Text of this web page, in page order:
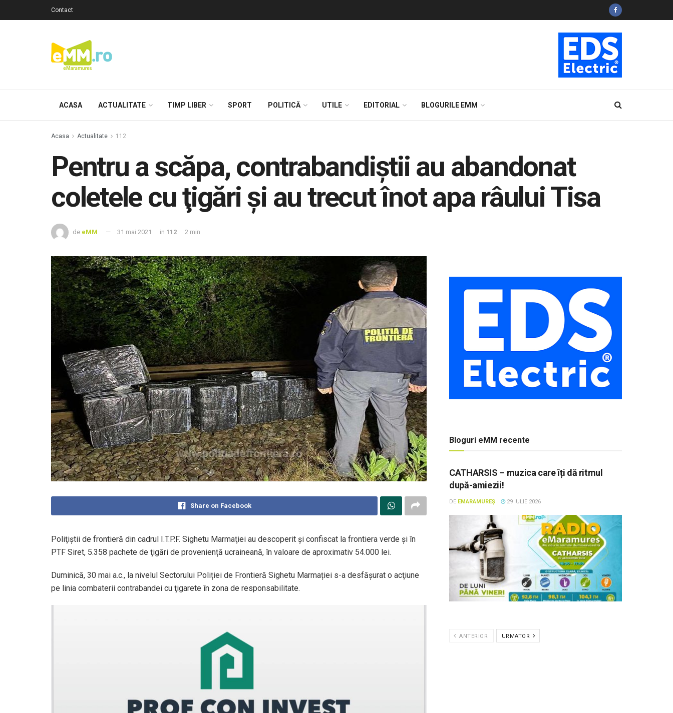
Contact
ACASA ACTUALITATE TIMP LIBER SPORT POLITICĂ UTILE EDITORIAL BLOGURILE EMM
Acasa Actualitate 112
Pentru a scăpa, contrabandiștii au abandonat
coletele cu ţigări și au trecut înot apa râului Tisa
de eMM 31 mai 2021 in 112 2 min
Share on Facebook
Poliţiştii de frontieră din cadrul I.T.P.F. Sighetu Marmaţiei au descoperit şi confiscat la frontiera verde și în
PTF Siret, 5.358 pachete de ţigări de proveniență ucraineană, în valoare de aproximativ 54.000 lei.
Duminică, 30 mai a.c., la nivelul Sectorului Poliției de Frontieră Sighetu Marmației s-a desfăşurat o acţiune
pe linia combaterii contrabandei cu ţigarete în zona de responsabilitate.
Bloguri eMM recente
CATHARSIS – muzica care îți dă ritmul
după-amiezii!
DE EMARAMUREȘ 29 IULIE 2026
ANTERIOR URMATOR